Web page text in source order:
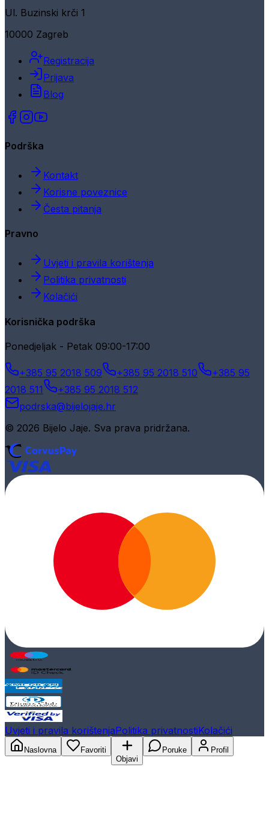
Ul. Buzinski krči 1
10000 Zagreb
Registracija
Prijava
Blog
Podrška
Kontakt
Korisne poveznice
Česta pitanja
Pravno
Uvjeti i pravila korištenja
Politika privatnosti
Kolačići
Korisnička podrška
Ponedjeljak - Petak 09:00-17:00
+385 95 2018 509 +385 95 2018 510
+385 95
2018 511
+385 95 2018 512
podrska@bijelojaje.hr
© 2026 Bijelo Jaje. Sva prava pridržana.
Uvjeti i pravila korištenjaPolitika privatnostiKolačići
Naslovna
Favoriti
Objavi
Poruke Profil